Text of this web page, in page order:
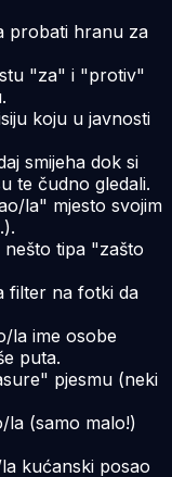
probati hranu za
"za" i "protiv"
koju u javnosti
smijeha dok si
te čudno gledali.
la" mjesto svojim
tipa "zašto
filter na fotki da
la ime osobe
puta.
pjesmu (neki
la (samo malo!)
kućanski posao